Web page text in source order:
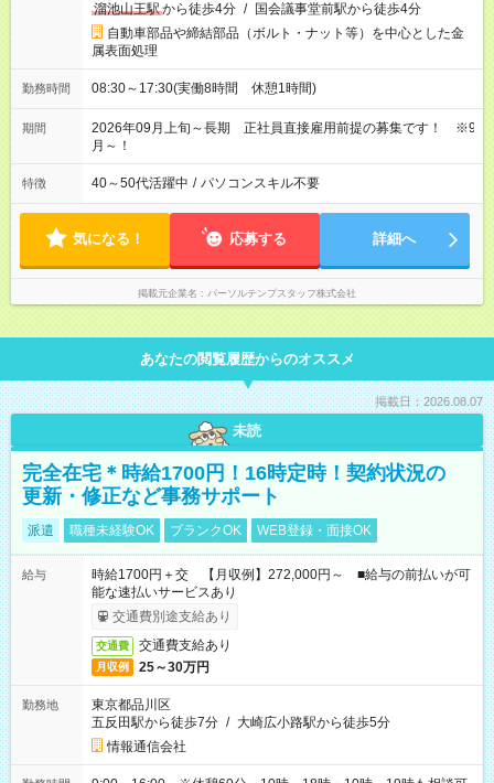
溜池山王駅から徒歩4分 / 国会議事堂前駅から徒歩4分
自動車部品や締結部品（ボルト・ナット等）を中心とした金
属表面処理
勤務時間 08:30～17:30(実働8時間 休憩1時間)
期間
2026年09月上旬～長期 正社員直接雇用前提の募集です！ ※9
月～！
特徴 40～50代活躍中 / パソコンスキル不要
気になる！ 応募する 詳細へ
掲載元企業名 パーソルテンプスタッフ株式会社
あなたの閲覧履歴からのオススメ
掲載日：2026.08.07
未読
完全在宅＊時給1700円！16時定時！契約状況の
更新・修正など事務サポート
派遣 職種未経験OK ブランクOK WEB登録・面接OK
給与
時給1700円＋交 【月収例】272,000円～ ■給与の前払いが可
能な速払いサービスあり
交通費別途支給あり
交通費 交通費支給あり
月収例 25～30万円
勤務地
東京都品川区
五反田駅から徒歩7分 / 大崎広小路駅から徒歩5分
情報通信会社